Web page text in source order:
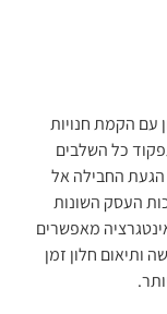
עם הקמת חנויות
כל השלבים
החבילה אל
העסק השונות
מאפשרים
ותיאום חלון זמן